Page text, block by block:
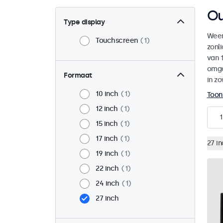
Type display
Touchscreen 1
Formaat
10 inch
1
12 inch
1
15 inch
1
17 inch
1
19 inch
1
22 inch
1
24 inch
1
27 inch
van
in
1
27